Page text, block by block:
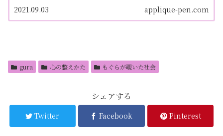
applique-pen.com
2021.09.03
gura 心の整えかた もぐらが覗いた社会
シェアする
Twitter Facebook Pinterest